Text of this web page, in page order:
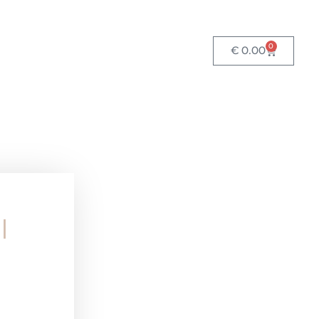
€ 0.00 0